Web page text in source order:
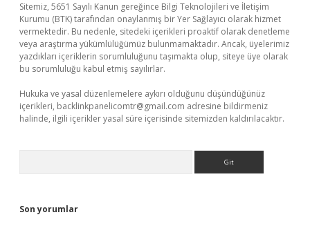
Sitemiz, 5651 Sayılı Kanun gereğince Bilgi Teknolojileri ve İletişim
Kurumu (BTK) tarafından onaylanmış bir Yer Sağlayıcı olarak hizmet
vermektedir. Bu nedenle, sitedeki içerikleri proaktif olarak denetleme
veya araştırma yükümlülüğümüz bulunmamaktadır. Ancak, üyelerimiz
yazdıkları içeriklerin sorumluluğunu taşımakta olup, siteye üye olarak
bu sorumluluğu kabul etmiş sayılırlar.
Hukuka ve yasal düzenlemelere aykırı olduğunu düşündüğünüz
içerikleri, backlinkpanelicomtr@gmail.com adresine bildirmeniz
halinde, ilgili içerikler yasal süre içerisinde sitemizden kaldırılacaktır.
Son yorumlar